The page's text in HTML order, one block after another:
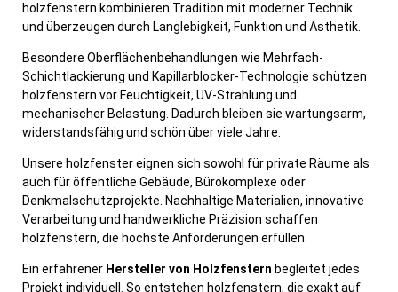
holzfenstern kombinieren Tradition mit moderner Technik
und überzeugen durch Langlebigkeit, Funktion und Ästhetik.
Besondere Oberflächenbehandlungen wie Mehrfach-
Schichtlackierung und Kapillarblocker-Technologie schützen
holzfenstern vor Feuchtigkeit, UV-Strahlung und
mechanischer Belastung. Dadurch bleiben sie wartungsarm,
widerstandsfähig und schön über viele Jahre.
Unsere holzfenster eignen sich sowohl für private Räume als
auch für öffentliche Gebäude, Bürokomplexe oder
Denkmalschutzprojekte. Nachhaltige Materialien, innovative
Verarbeitung und handwerkliche Präzision schaffen
holzfenstern, die höchste Anforderungen erfüllen.
Ein erfahrener Hersteller von Holzfenstern begleitet jedes
Projekt individuell. So entstehen holzfenstern, die exakt auf